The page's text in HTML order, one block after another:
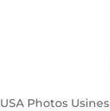
USA Photos